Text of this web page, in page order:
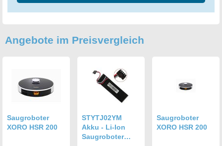
Angebote im Preisvergleich
Saugroboter
XORO HSR 200
STYTJ02YM
Akku - Li-Ion
Saugroboter
Saugroboter
XORO HSR 200